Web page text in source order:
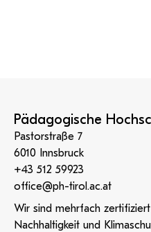
Pädagogische
Pastorstraße 7
6010 Innsbruck
+43 512 59923
office@ph-tirol.ac.at
Wir sind mehrfach
Nachhaltigkeit und